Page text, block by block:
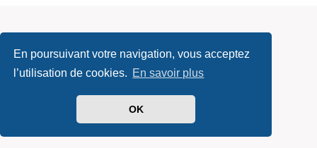
En poursuivant votre navigation, vous acceptez
l’utilisation de cookies. En savoir plus
OK